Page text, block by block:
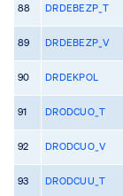
88 DRDEBEZP_T
89 DRDEBEZP_V
90 DRDEKPOL
91 DRODCUO_T
92 DRODCUO_V
93 DRODCUU_T